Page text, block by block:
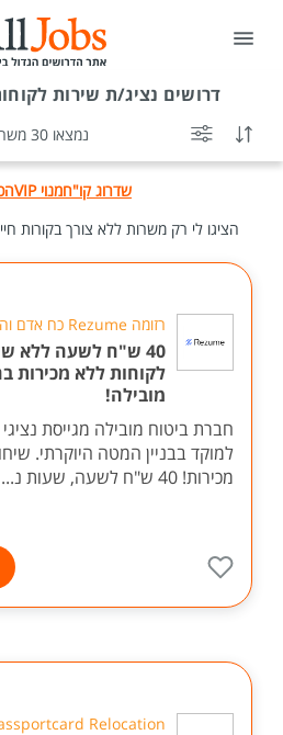
דרושים נציג/ת שירות
נמצאו 30 משרות
שדרוג קו"חמנוי VIP
הציגו לי רק משרות ללא צורך בקורות
רזומה Rezume כח אדם והשמה
40 ש"ח לשעה ללא
לקוחות ללא מכירות
מובילה!
חברת ביטוח מובילה מגייסת
למוקד בבניין המטה היוקרתי.
מכירות! 40 ש"ח לשעה, שעות נ...
Relocation